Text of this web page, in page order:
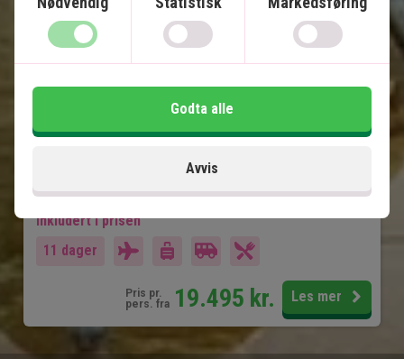
Privat, engelsktalende sjåfør
Old Delhi og New Delhi
Jaipur
Ranthambore Nasjonalpark
Taj Mahal
Inkludert i prisen
11 dager
Pris pr.
pers. fra 19.495 kr. Les mer
Avvis
Godta alle